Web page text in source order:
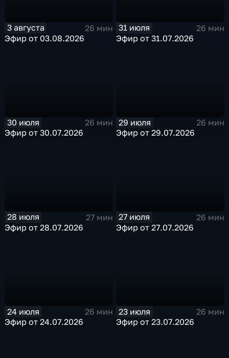
3 августа
26 мин
Эфир от 03.08.2026
31 июля
26 мин
Эфир от 31.07.2026
30 июля
26 мин
Эфир от 30.07.2026
29 июля
26 мин
Эфир от 29.07.2026
28 июля
27 мин
Эфир от 28.07.2026
27 июля
26 мин
Эфир от 27.07.2026
24 июля
26 мин
Эфир от 24.07.2026
23 июля
26 мин
Эфир от 23.07.2026